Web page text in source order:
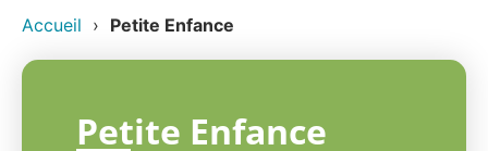
Accueil › Petite Enfance
Petite Enfance